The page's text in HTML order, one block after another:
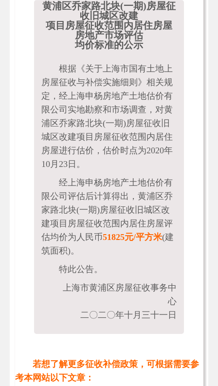
黄浦区乔家路北块(一期)房屋征
收旧城区改建
项目房屋征收范围内居住房屋
房地产市场评估
均价标准的公示
根据《关于上海市国有土地上
房屋征收与补偿实施细则》相关规
定，经上海申杨房地产土地估价有
限公司实地勘察和市场调查，对黄
浦区乔家路北块(一期)房屋征收旧
城区改建项目房屋征收范围内居住
房屋进行估价，估价时点为2020年
10月23日。
经上海申杨房地产土地估价有
限公司评估后计算得出，黄浦区乔
家路北块(一期)房屋征收旧城区改
建项目房屋征收范围内居住房屋评
估均价为人民币51825元/平方米(建
筑面积)。
特此公告。
上海市黄浦区房屋征收事务中
心
二〇二〇年十月三十一日
若想了解更多征收补偿政策，可根据需要参
考本网站以下文章：